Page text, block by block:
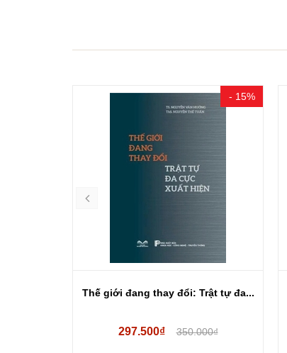
- 15%
Thế giới đang thay đổi: Trật tự đa...
297.500₫ 350.000₫